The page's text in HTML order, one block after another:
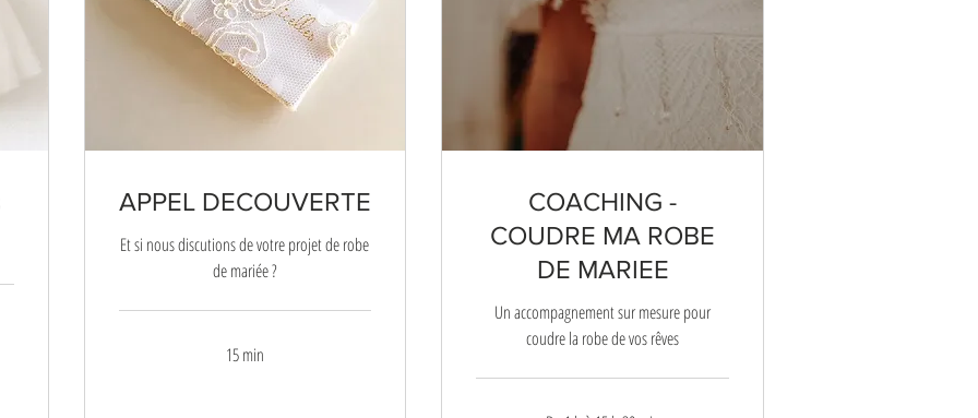
APPEL DECOUVERTE
Et si nous discutions de votre projet de robe
de mariée ?
15 min
COACHING -
COUDRE MA ROBE
DE MARIEE
Un accompagnement sur mesure pour
coudre la robe de vos rêves